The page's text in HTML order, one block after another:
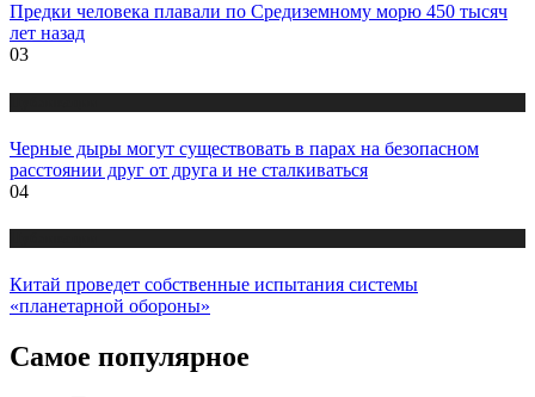
Предки человека плавали по Средиземному морю 450 тысяч
лет назад
03
Черные дыры могут существовать в парах на безопасном
расстоянии друг от друга и не сталкиваться
04
Китай проведет собственные испытания системы
«планетарной обороны»
Самое популярное